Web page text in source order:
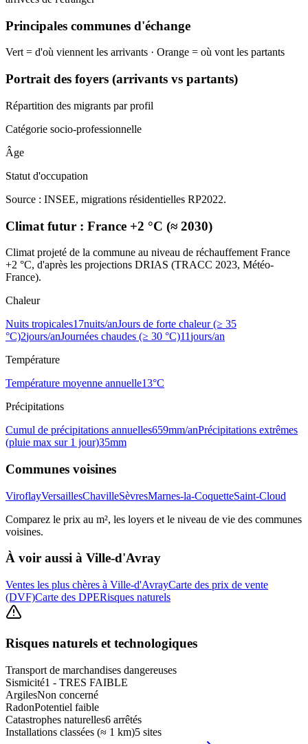
Principales communes d'échange
Vert = d'où viennent les arrivants · Orange = où vont les partants
Portrait des foyers (arrivants vs partants)
Répartition des migrants par profil
Catégorie socio-professionnelle
Âge
Statut d'occupation
Source : INSEE, migrations résidentielles RP2022.
Climat futur : France +2 °C (≈ 2030)
Climat projeté de la commune au niveau de réchauffement France
+2 °C, d'après les projections DRIAS (TRACC 2023, Météo-
France).
Chaleur
Nuits tropicales17nuits/anJours de forte chaleur (≥ 35
°C)2jours/anJournées chaudes (≥ 30 °C)11jours/an
Température
Température moyenne annuelle13°C
Précipitations
Cumul de précipitations annuelles659mm/anPrécipitations extrêmes
(pluie max sur 1 jour)35mm
Communes voisines
ViroflayVersaillesChavilleSèvresMarnes-la-CoquetteSaint-Cloud
Comparez le prix au m², les loyers et le niveau de vie des communes
voisines.
À voir aussi à Ville-d'Avray
Ventes les plus chères à Ville-d'AvrayCarte des prix de vente
(DVF)Carte des DPERisques naturels
Risques naturels et technologiques
Transport de marchandises dangereuses
Sismicité1 - TRES FAIBLE
ArgilesNon concerné
RadonPotentiel faible
Catastrophes naturelles6 arrêtés
Installations classées (≈ 1 km)5 sites